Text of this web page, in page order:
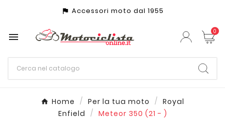
assistant_photo Accessori moto dal 1955
 0
Home Per la tua moto
Royal
Enfield
Meteor 350 (21 - )